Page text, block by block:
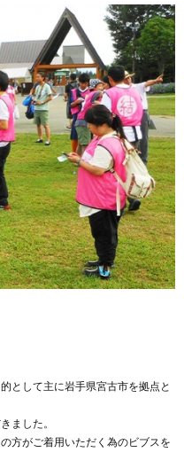
として主に岩手県宮古市を拠点と
ました。
方がご着用いただく為のビブスを